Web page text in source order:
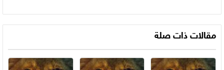
مقالات ذات صلة